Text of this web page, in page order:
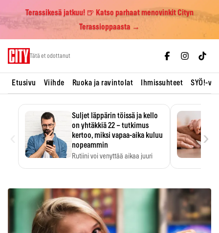
Terassikesä jatkuu! 🍺 Katso parhaat menovinkit Cityn
Terassioppaasta →
Tätä et odottanut
Etusivu Viihde Ruoka ja ravintolat Ihmissuhteet SYÖ!-
Suljet läppärin töissä ja kello
on yhtäkkiä 22 – tutkimus
kertoo, miksi vapaa-aika kuluu
nopeammin
Rutiini voi venyttää aikaa juuri
›